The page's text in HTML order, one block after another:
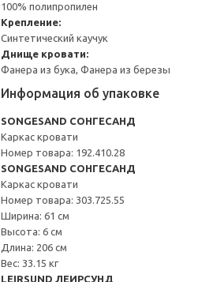
100% полипропилен
Крепление:
Синтетический каучук
Днище кровати:
Фанера из бука, Фанера из березы
Информация об упаковке
SONGESAND СОНГЕСАНД
Каркас кровати
Номер товара: 192.410.28
SONGESAND СОНГЕСАНД
Каркас кровати
Номер товара: 303.725.55
Ширина: 61 см
Высота: 6 см
Длина: 206 см
Вес: 33.15 кг
LEIRSUND ЛЕИРСУНД